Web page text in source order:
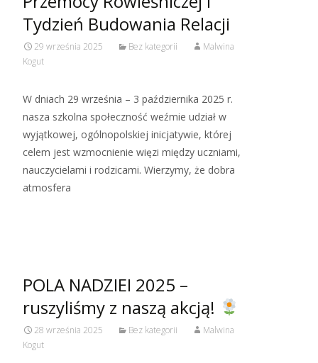
Tydzień Budowania Relacji
29 września 2025 Bez kategorii
Malwina
Kogut
W dniach 29 września – 3 października 2025 r.
nasza szkolna społeczność weźmie udział w
wyjątkowej, ogólnopolskiej inicjatywie, której
celem jest wzmocnienie więzi między uczniami,
nauczycielami i rodzicami. Wierzymy, że dobra
atmosfera
POLA NADZIEI 2025 –
ruszyliśmy z naszą akcją!
28 września 2025 Bez kategorii
Malwina
Kogut